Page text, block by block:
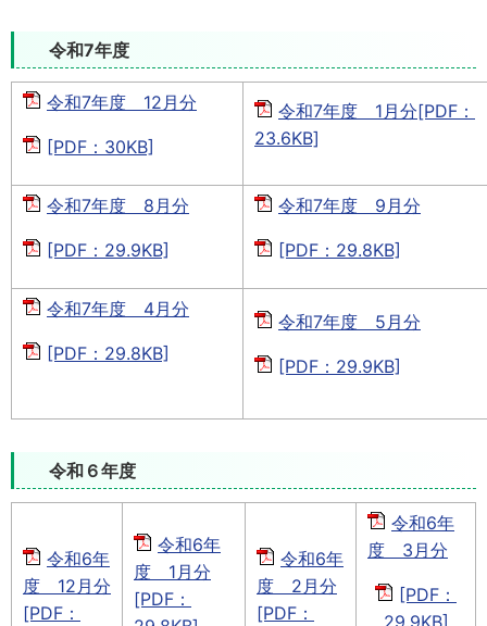
令和7年度
令和7年度 12月分
[PDF：30KB]
令和7年度 1月分[PDF：
23.6KB]
令和7年度 8月分
[PDF：29.9KB]
令和7年度 9月分
[PDF：29.8KB]
令和7年度 4月分
[PDF：29.8KB]
令和7年度 5月分
[PDF：29.9KB]
令和６年度
令和6年
度 12月分
[PDF：
令和6年
度 1月分
[PDF：
令和6年
度 2月分
[PDF：
令和6年
度 3月分
[PDF：
29.9KB]